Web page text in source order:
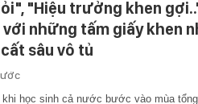
"Hiệu trưởng khen
những tấm giấy khen
sâu vô tủ
khi học sinh cả nước bước vào mùa